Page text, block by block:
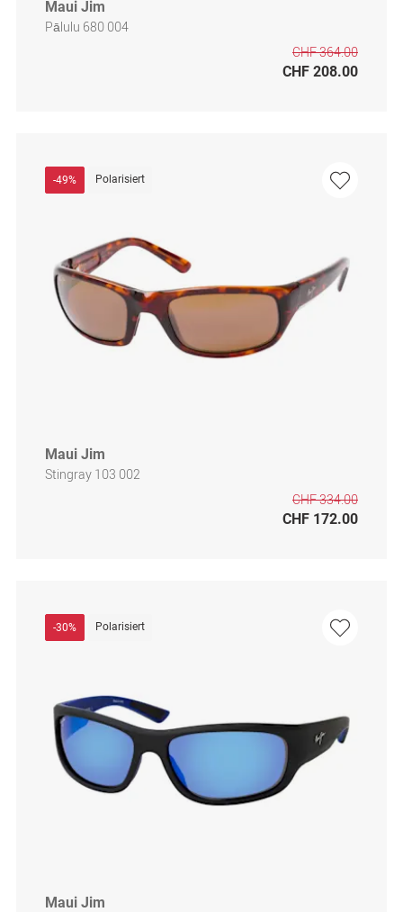
Maui Jim
Pālulu 680 004
CHF 364.00
CHF 208.00
-49% Polarisiert
Maui Jim
Stingray 103 002
CHF 334.00
CHF 172.00
-30% Polarisiert
Maui Jim